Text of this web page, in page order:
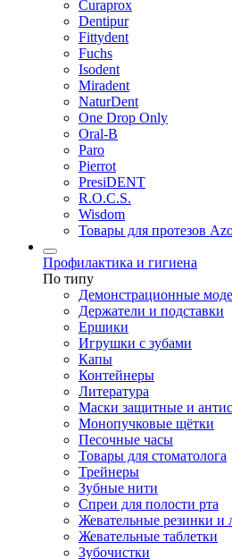
Curaprox
Dentipur
Fittydent
Fuchs
Isodent
Miradent
NaturDent
One Drop Only
Oral-B
Paro
Pierrot
PresiDENT
R.O.C.S.
Wisdom
Товары для протезов
Профилактика и гигиена
По типу
Демонстрационные
Держатели и подставки
Ершики
Игрушки с зубами
Капы
Контейнеры
Литература
Маски защитные и
Монопучковые щётки
Песочные часы
Товары для стоматолога
Трейнеры
Зубные нити
Спреи для полости рта
Жевательные резинки и
Жевательные таблетки
Зубочистки